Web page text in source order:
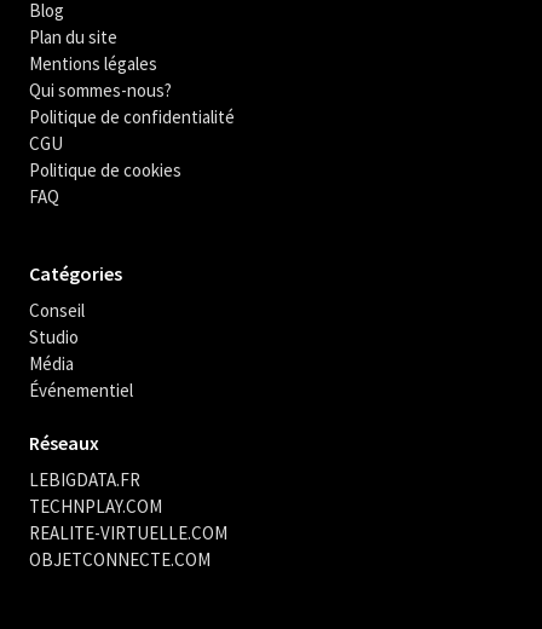
Blog
Plan du site
Mentions légales
Qui sommes-nous?
Politique de confidentialité
CGU
Politique de cookies
FAQ
Catégories
Conseil
Studio
Média
Événementiel
Réseaux
LEBIGDATA.FR
TECHNPLAY.COM
REALITE-VIRTUELLE.COM
OBJETCONNECTE.COM